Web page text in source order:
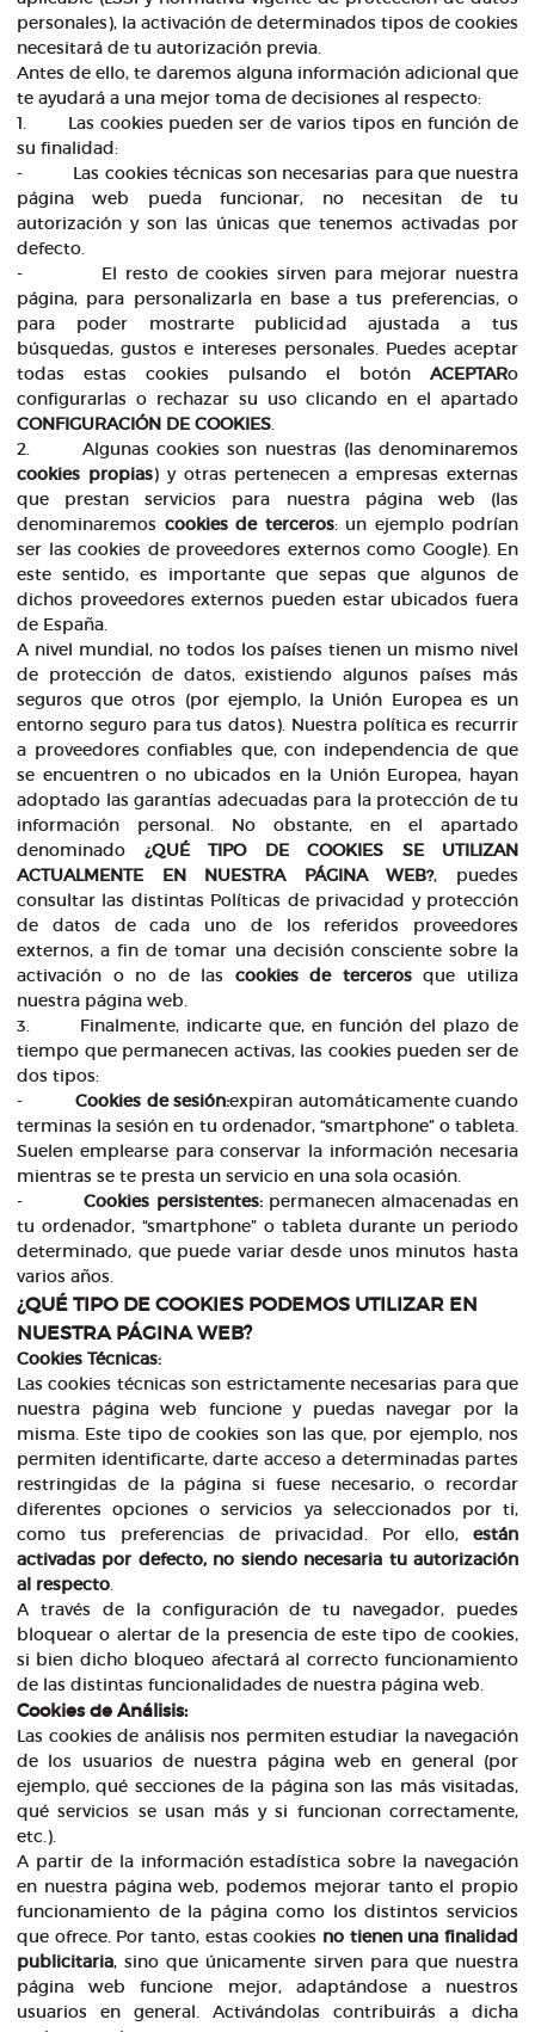
personales), la activación de determinados tipos de cookies
necesitará de tu autorización previa.
Antes de ello, te daremos alguna información adicional que
te ayudará a una mejor toma de decisiones al respecto:
1. Las cookies pueden ser de varios tipos en función de
su finalidad:
- Las cookies técnicas son necesarias para que nuestra
página web pueda funcionar, no necesitan de tu
autorización y son las únicas que tenemos activadas por
defecto.
- El resto de cookies sirven para mejorar nuestra
página, para personalizarla en base a tus preferencias, o
para poder mostrarte publicidad ajustada a tus
búsquedas, gustos e intereses personales. Puedes aceptar
todas estas cookies pulsando el botón ACEPTARo
configurarlas o rechazar su uso clicando en el apartado
CONFIGURACIÓN DE COOKIES.
2. Algunas cookies son nuestras (las denominaremos
cookies propias) y otras pertenecen a empresas externas
que prestan servicios para nuestra página web (las
denominaremos cookies de terceros: un ejemplo podrían
ser las cookies de proveedores externos como Google). En
este sentido, es importante que sepas que algunos de
dichos proveedores externos pueden estar ubicados fuera
de España.
A nivel mundial, no todos los países tienen un mismo nivel
de protección de datos, existiendo algunos países más
seguros que otros (por ejemplo, la Unión Europea es un
entorno seguro para tus datos). Nuestra política es recurrir
a proveedores confiables que, con independencia de que
se encuentren o no ubicados en la Unión Europea, hayan
adoptado las garantías adecuadas para la protección de tu
información personal. No obstante, en el apartado
denominado ¿QUÉ TIPO DE COOKIES SE UTILIZAN
ACTUALMENTE EN NUESTRA PÁGINA WEB?, puedes
consultar las distintas Políticas de privacidad y protección
de datos de cada uno de los referidos proveedores
externos, a fin de tomar una decisión consciente sobre la
activación o no de las cookies de tercerosque utiliza
nuestra página web.
3. Finalmente, indicarte que, en función del plazo de
tiempo que permanecen activas, las cookies pueden ser de
dos tipos:
-Cookies de sesión:expiran automáticamente cuando
terminas la sesión en tu ordenador, “smartphone” o tableta.
Suelen emplearse para conservar la información necesaria
mientras se te presta un servicio en una sola ocasión.
-Cookies persistentes: permanecen almacenadas en
tu ordenador, “smartphone” o tableta durante un periodo
determinado, que puede variar desde unos minutos hasta
varios años.
¿QUÉ TIPO DE COOKIES PODEMOS UTILIZAR EN
NUESTRA PÁGINA WEB?
Cookies Técnicas:
Las cookies técnicas son estrictamente necesarias para que
nuestra página web funcione y puedas navegar por la
misma. Este tipo de cookies son las que, por ejemplo, nos
permiten identificarte, darte acceso a determinadas partes
restringidas de la página si fuese necesario, o recordar
diferentes opciones o servicios ya seleccionados por ti,
como tus preferencias de privacidad. Por ello, están
activadas por defecto, no siendo necesaria tu autorización
al respecto.
A través de la configuración de tu navegador, puedes
bloquear o alertar de la presencia de este tipo de cookies,
si bien dicho bloqueo afectará al correcto funcionamiento
de las distintas funcionalidades de nuestra página web.
Cookies de Análisis:
Las cookies de análisis nos permiten estudiar la navegación
de los usuarios de nuestra página web en general (por
ejemplo, qué secciones de la página son las más visitadas,
qué servicios se usan más y si funcionan correctamente,
etc.).
A partir de la información estadística sobre la navegación
en nuestra página web, podemos mejorar tanto el propio
funcionamiento de la página como los distintos servicios
que ofrece. Por tanto, estas cookies no tienen una finalidad
publicitaria, sino que únicamente sirven para que nuestra
página web funcione mejor, adaptándose a nuestros
usuarios en general. Activándolas contribuirás a dicha